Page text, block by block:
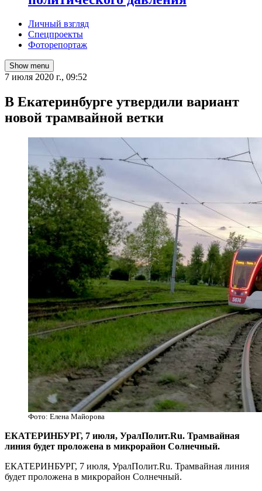
Личный взгляд
Спецпроекты
Фоторепортаж
Show menu
7 июля 2020 г., 09:52
В Екатеринбурге утвердили вариант
новой трамвайной ветки
Фото: Елена Майорова
​ЕКАТЕРИНБУРГ, 7 июля, УралПолит.Ru. Трамвайная
линия будет проложена в микрорайон Солнечный.
ЕКАТЕРИНБУРГ, 7 июля, УралПолит.Ru. Трамвайная линия
будет проложена в микрорайон Солнечный.